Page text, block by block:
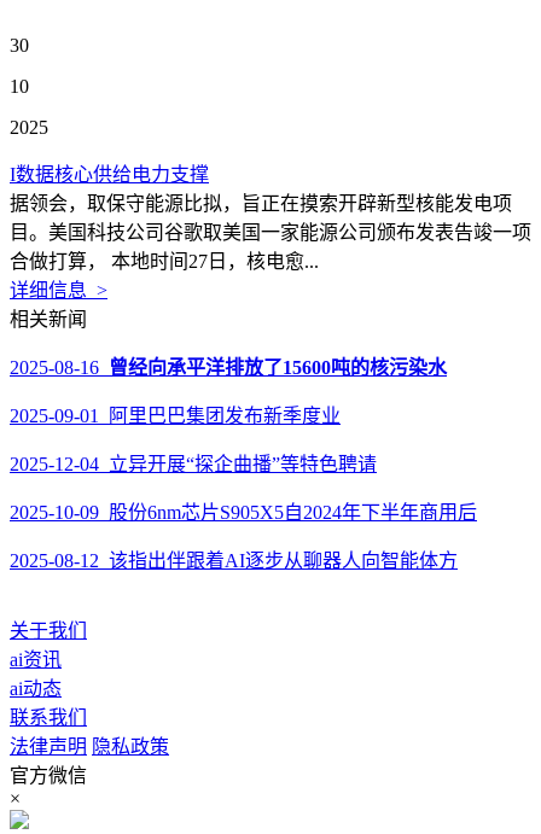
30
10
2025
I数据核心供给电力支撑
据领会，取保守能源比拟，旨正在摸索开辟新型核能发电项
目。美国科技公司谷歌取美国一家能源公司颁布发表告竣一项
合做打算， 本地时间27日，核电愈...
详细信息 >
相关新闻
2025-08-16 曾经向承平洋排放了15600吨的核污染水
2025-09-01 阿里巴巴集团发布新季度业
2025-12-04 立异开展“探企曲播”等特色聘请
2025-10-09 股份6nm芯片S905X5自2024年下半年商用后
2025-08-12 该指出伴跟着AI逐步从聊器人向智能体方
关于我们
ai资讯
ai动态
联系我们
法律声明 隐私政策
官方微信
×